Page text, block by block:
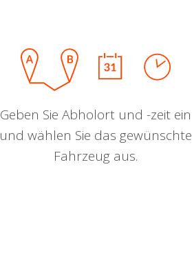
Geben Sie Abholort und -zeit ein
und wählen Sie das gewünschte
Fahrzeug aus.